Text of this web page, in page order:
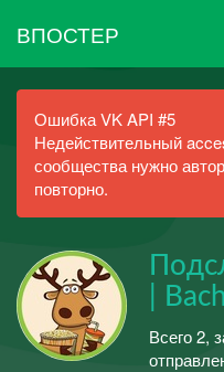
ВПОСТЕР
Ошибка VK API #5
Недействительный
сообщества нужно
повторно.
|
Всего 2,